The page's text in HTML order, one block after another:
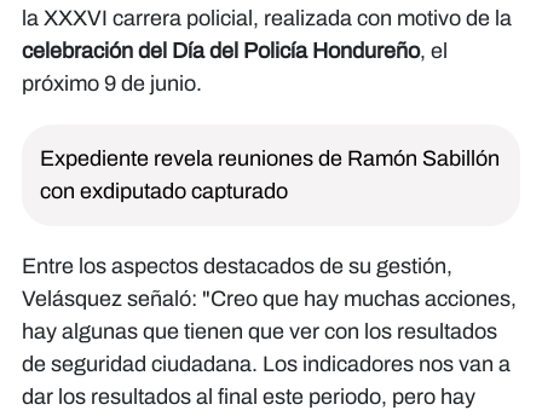
la XXXVI carrera policial, realizada con motivo de la
celebración del Día del Policía Hondureño, el
próximo 9 de junio.
Expediente revela reuniones de Ramón Sabillón
con exdiputado capturado
Entre los aspectos destacados de su gestión,
Velásquez señaló: "Creo que hay muchas acciones,
hay algunas que tienen que ver con los resultados
de seguridad ciudadana. Los indicadores nos van a
dar los resultados al final este periodo, pero hay